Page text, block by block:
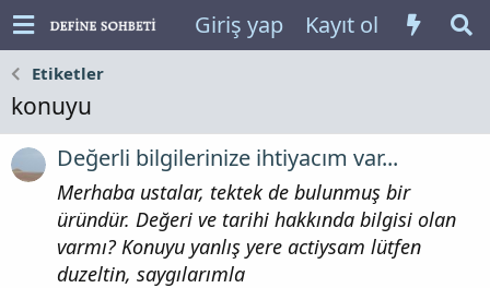
Giriş yap Kayıt ol
Etiketler
konuyu
Değerli bilgilerinize ihtiyacım var...
Merhaba ustalar, tektek de bulunmuş bir
üründür. Değeri ve tarihi hakkında bilgisi olan
varmı? Konuyu yanlış yere actiysam lütfen
duzeltin, saygılarımla